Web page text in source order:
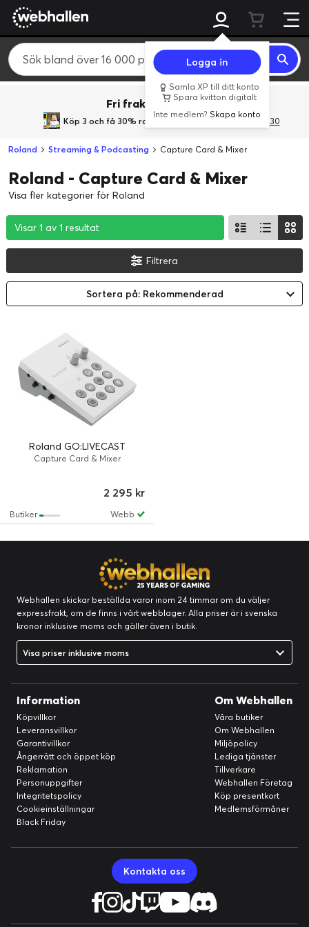
Logga in
Samla XP till ditt konto
Spara kvitton digitalt
Inte medlem?Skapa konto
Fri frakt över 800 kr.
Köp 3 och få 30% rabatt med rabattkoden 3Gives30
Roland Streaming & Podcasting Capture Card & Mixer
Roland - Capture Card & Mixer
Visa fler kategorier för Roland
Visar 1 av 1 resultat
Visar 1 av 1 resultat
Visar 1 av 1 resultat
Filtrera
Sortera på: Rekommenderad
Roland GO:LIVECAST
Capture Card & Mixer
2 295 kr
Webb
Butiker
Webhallen skickar beställda varor inom 24 timmar om du väljer
expressfrakt, om de finns i vårt webblager. Alla priser är i svenska
kronor inklusive moms och gäller även i butik.
Visa priser inklusive moms
Information
Köpvillkor
Leveransvillkor
Garantivillkor
Ångerrätt och öppet köp
Reklamation
Personuppgifter
Integritetspolicy
Cookieinställningar
Black Friday
Om Webhallen
Våra butiker
Om Webhallen
Miljöpolicy
Lediga tjänster
Tillverkare
Webhallen Företag
Köp presentkort
Medlemsförmåner
Kontakta oss